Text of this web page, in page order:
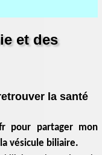
et des
pour partager mon
vésicule biliaire.